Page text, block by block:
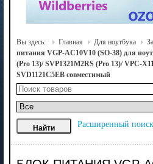
Вы здесь: Главная Для ноутбука
питания VGP-AC10V10 (SO-38) для
(Pro 13)/ SVP1321M2RS (Pro 13)/ VPC-
SVD1121C5EB совместимый
Расширенный поиск